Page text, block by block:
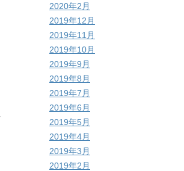
2020年2月
2019年12月
2019年11月
2019年10月
2019年9月
2019年8月
2019年7月
2019年6月
2019年5月
2019年4月
2019年3月
2019年2月